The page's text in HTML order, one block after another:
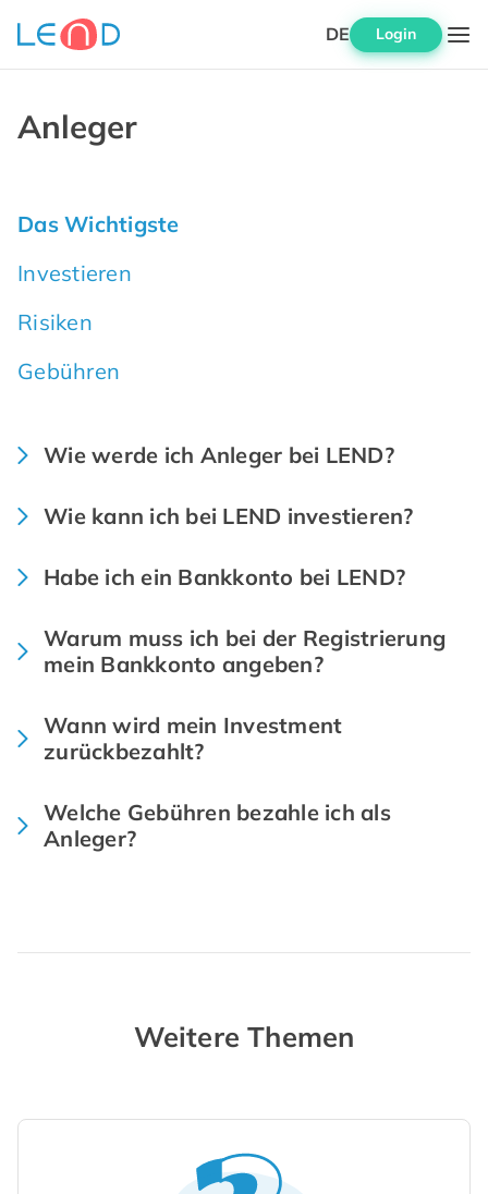
DE Login
Anleger
Das Wichtigste
Investieren
Risiken
Gebühren
Wie werde ich Anleger bei LEND?
Wie kann ich bei LEND investieren?
Habe ich ein Bankkonto bei LEND?
Warum muss ich bei der Registrierung
mein Bankkonto angeben?
Wann wird mein Investment
zurückbezahlt?
Welche Gebühren bezahle ich als
Anleger?
Weitere Themen